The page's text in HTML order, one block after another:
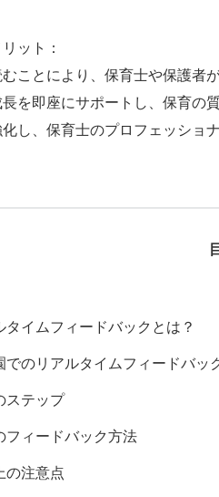
ット：
ことにより、保育士や保護者
を即座にサポートし、保育の
し、保育士のプロフェッショ
タイムフィードバックとは？
でのリアルタイムフィードバッ
ステップ
フィードバック方法
の注意点